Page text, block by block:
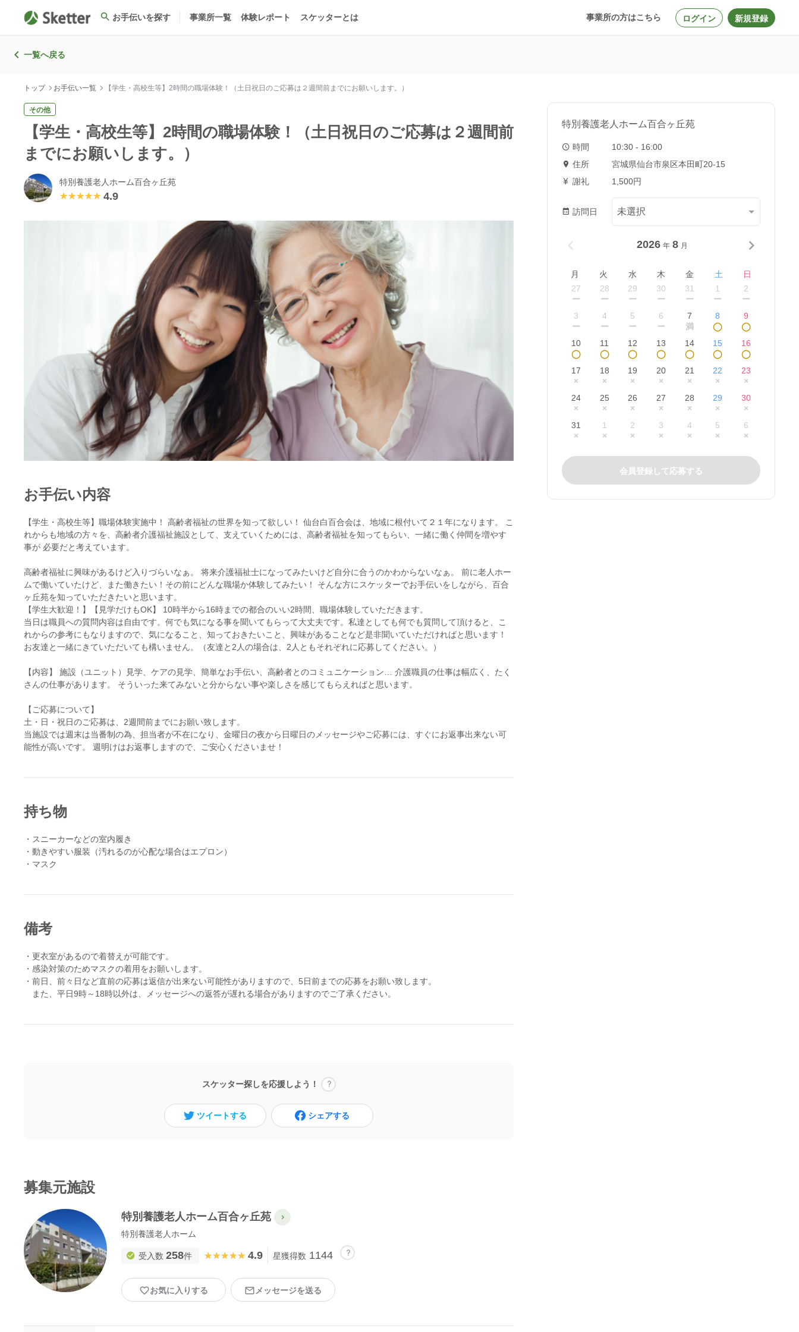
お手伝いを探す 事業所一覧 体験レポート スケッターとは 事業所の方はこちら ログイン 新規登録
一覧へ戻る
トップ お手伝い一覧 【学生・高校生等】2時間の職場体験！（土日祝日のご応募は２週間前までにお願いします。）
その他
【学生・高校生等】2時間の職場体験！（土日祝日のご応募は２週間前
までにお願いします。）
特別養護老人ホーム百合ヶ丘苑
★★★★★
★★★★★ 4.9
お手伝い内容
【学生・高校生等】職場体験実施中！ 高齢者福祉の世界を知って欲しい！ 仙台白百合会は、地域に根付いて２１年になります。 こ
れからも地域の方々を、高齢者介護福祉施設として、支えていくためには、高齢者福祉を知ってもらい、一緒に働く仲間を増やす
事が 必要だと考えています。
高齢者福祉に興味があるけど入りづらいなぁ。 将来介護福祉士になってみたいけど自分に合うのかわからないなぁ。 前に老人ホー
ムで働いていたけど、また働きたい！その前にどんな職場か体験してみたい！ そんな方にスケッターでお手伝いをしながら、百合
ヶ丘苑を知っていただきたいと思います。
【学生大歓迎！】【見学だけもOK】 10時半から16時までの都合のいい2時間、職場体験していただきます。
当日は職員への質問内容は自由です。何でも気になる事を聞いてもらって大丈夫です。私達としても何でも質問して頂けると、こ
れからの参考にもなりますので、気になること、知っておきたいこと、興味があることなど是非聞いていただければと思います！
お友達と一緒にきていただいても構いません。（友達と2人の場合は、2人ともそれぞれに応募してください。）
【内容】 施設（ユニット）見学、ケアの見学、簡単なお手伝い、高齢者とのコミュニケーション… 介護職員の仕事は幅広く、たく
さんの仕事があります。 そういった来てみないと分からない事や楽しさを感じてもらえればと思います。
【ご応募について】
土・日・祝日のご応募は、2週間前までにお願い致します。
当施設では週末は当番制の為、担当者が不在になり、金曜日の夜から日曜日のメッセージやご応募には、すぐにお返事出来ない可
能性が高いです。 週明けはお返事しますので、ご安心くださいませ！
持ち物
・スニーカーなどの室内履き
・動きやすい服装（汚れるのが心配な場合はエプロン）
・マスク
備考
・更衣室があるので着替えが可能です。
・感染対策のためマスクの着用をお願いします。
・前日、前々日など直前の応募は返信が出来ない可能性がありますので、5日前までの応募をお願い致します。
また、平日9時～18時以外は、メッセージへの返答が遅れる場合がありますのでご了承ください。
スケッター探しを応援しよう！
ツイートする シェアする
募集元施設
特別養護老人ホーム百合ヶ丘苑
特別養護老人ホーム
受入数 258件 ★★★★★
★★★★★ 4.9 星獲得数 1144
お気に入りする メッセージを送る
特別養護老人ホーム百合ヶ丘苑
時間
10:30 - 16:00
住所
宮城県仙台市泉区本田町20-15
謝礼
1,500円
訪問日
2026 年 8 月
月 火 水 木 金 土
日
27
ー
28
ー
29
ー
30
ー
31
ー
1
ー
2
ー
3
ー
4
ー
5
ー
6
ー
7
満
8
◯
9
◯
10
◯
11
◯
12
◯
13
◯
14
◯
15
◯
16
◯
17
×
18
×
19
×
20
×
21
×
22
×
23
×
24
×
25
×
26
×
27
×
28
×
29
×
30
×
31
×
1
×
2
×
3
×
4
×
5
×
6
×
会員登録して応募する